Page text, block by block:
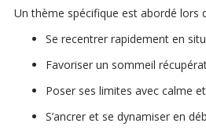
Un thème spécifique est abordé lors
Se recentrer rapidement en
Favoriser un sommeil
Poser ses limites avec calme
S’ancrer et se dynamiser en